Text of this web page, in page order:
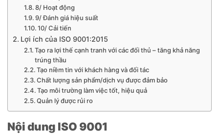
8/ Hoạt động
9/ Đánh giá hiệu suất
10/ Cải tiến
Lợi ích của ISO 9001:2015
Tạo ra lợi thế cạnh tranh với các đối thủ – tăng khả năng
trúng thầu
Tạo niềm tin với khách hàng và đối tác
Chất lượng sản phẩm/dịch vụ được đảm bảo
Tạo môi trường làm việc tốt, hiệu quả
Quản lý được rủi ro
Nội dung ISO 9001